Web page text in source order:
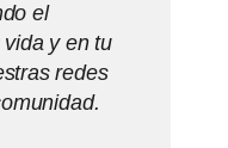
el
y en tu
redes